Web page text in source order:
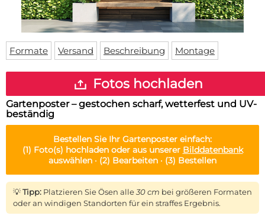
Fußmatte
Bodenmatte
Custom skateboard deck
Über uns
Lieferzeiten
Login
WhatsApp
Formate Versand Beschreibung Montage
Fotos hochladen
Gartenposter – gestochen scharf, wetterfest und UV-
beständig
Bestellen Sie Ihr Gartenposter einfach:
(1) Foto(s) hochladen oder aus unserer Bilddatenbank
auswählen · (2) Bearbeiten · (3) Bestellen
💡Tipp: Platzieren Sie Ösen alle30 cm bei größeren Formaten
oder an windigen Standorten für ein straffes Ergebnis.